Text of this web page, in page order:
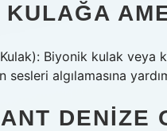
KULAĞA
Kulak): Biyonik kulak
algılamasına
DENIZE